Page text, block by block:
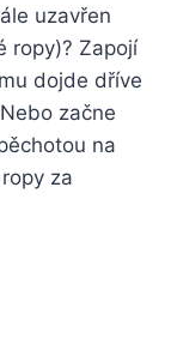
uzavřen
ropy)? Zapojí
dojde dříve
začne
na
za